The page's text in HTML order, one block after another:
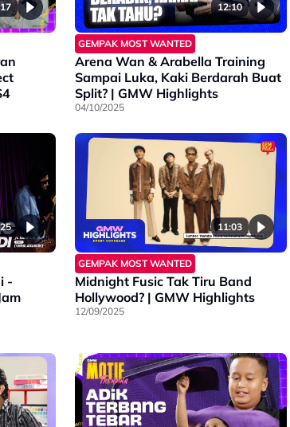
12:10
GEMPAK MOST WANTED
Arena Wan & Arabella Training
Sampai Luka, Kaki Berdarah Buat
Split? | GMW Highlights
04/10/2025
-
11:03
GEMPAK MOST WANTED
Midnight Fusic Tak Tiru Band
Hollywood? | GMW Highlights
12/09/2025